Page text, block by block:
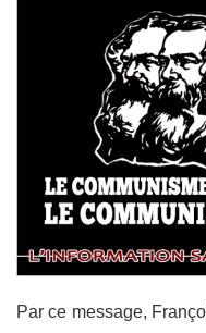
Par ce message,